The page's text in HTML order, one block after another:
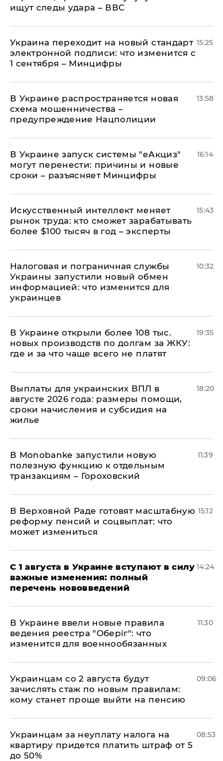
ищут следы удара – ВВС
Украина переходит на новый стандарт
электронной подписи: что изменится с
1 сентября – Минцифры
15:25
В Украине распространяется новая
схема мошенничества –
предупреждение Нацполиции
13:58
В Украине запуск системы "еАкциз"
могут перенести: причины и новые
сроки – разъясняет Минцифры
16:14
Искусственный интеллект меняет
рынок труда: кто сможет зарабатывать
более $100 тысяч в год – эксперты
15:43
Налоговая и пограничная службы
Украины запустили новый обмен
информацией: что изменится для
украинцев
10:32
В Украине открыли более 108 тыс.
новых производств по долгам за ЖКУ:
где и за что чаще всего не платят
19:35
Выплаты для украинских ВПЛ в
августе 2026 года: размеры помощи,
сроки начисления и субсидия на
жилье
18:20
В Мonobankе запустили новую
полезную функцию к отдельным
транзакциям – Гороховский
11:39
В Верховной Раде готовят масштабную
реформу пенсий и соцвыплат: что
может измениться
15:12
С 1 августа в Украине вступают в силу
важные изменения: полный
перечень нововведений
14:24
В Украине ввели новые правила
ведения реестра "Оберіг": что
изменится для военнообязанных
11:30
Украинцам со 2 августа будут
зачислять стаж по новым правилам:
кому станет проще выйти на пенсию
09:06
Украинцам за неуплату налога на
квартиру придется платить штраф от 5
до 50%
08:53